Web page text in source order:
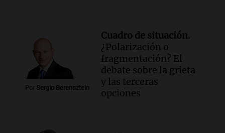
Por Sergio Berensztein
Cuadro de situación.
¿Polarización o
fragmentación? El
debate sobre la grieta
y las terceras
opciones